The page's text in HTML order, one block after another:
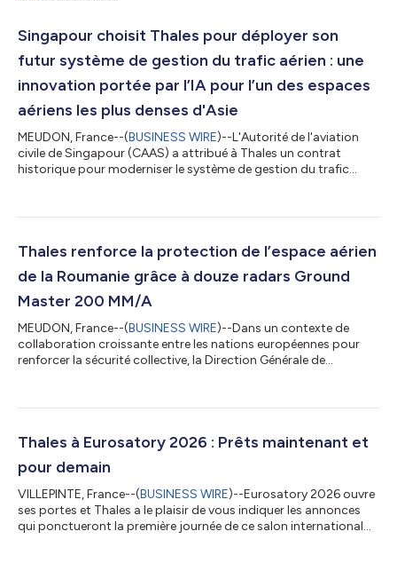
Singapour choisit Thales pour déployer son
futur système de gestion du trafic aérien : une
innovation portée par l’IA pour l’un des espaces
aériens les plus denses d'Asie
MEUDON, France--(BUSINESS WIRE)--L'Autorité de l'aviation
civile de Singapour (CAAS) a attribué à Thales un contrat
historique pour moderniser le système de gestion du trafic
performant et durable. ATMS NexGen remplacera l’actuel
prévoit également un transfert de compétences, avec
notamment l'affectation d’une éq...
Thales renforce la protection de l’espace aérien
de la Roumanie grâce à douze radars Ground
Master 200 MM/A
MEUDON, France--(BUSINESS WIRE)--Dans un contexte de
collaboration croissante entre les nations européennes pour
renforcer la sécurité collective, la Direction Générale de
acquérir douze radars Ground Master 200 Multi-Mission All-in-
gouvernement, financé dans le cadre du programme SAFE de
l’Union Européenne, met en avant...
Thales à Eurosatory 2026 : Prêts maintenant et
pour demain
VILLEPINTE, France--(BUSINESS WIRE)--Eurosatory 2026 ouvre
ses portes et Thales a le plaisir de vous indiquer les annonces
qui ponctueront la première journée de ce salon international